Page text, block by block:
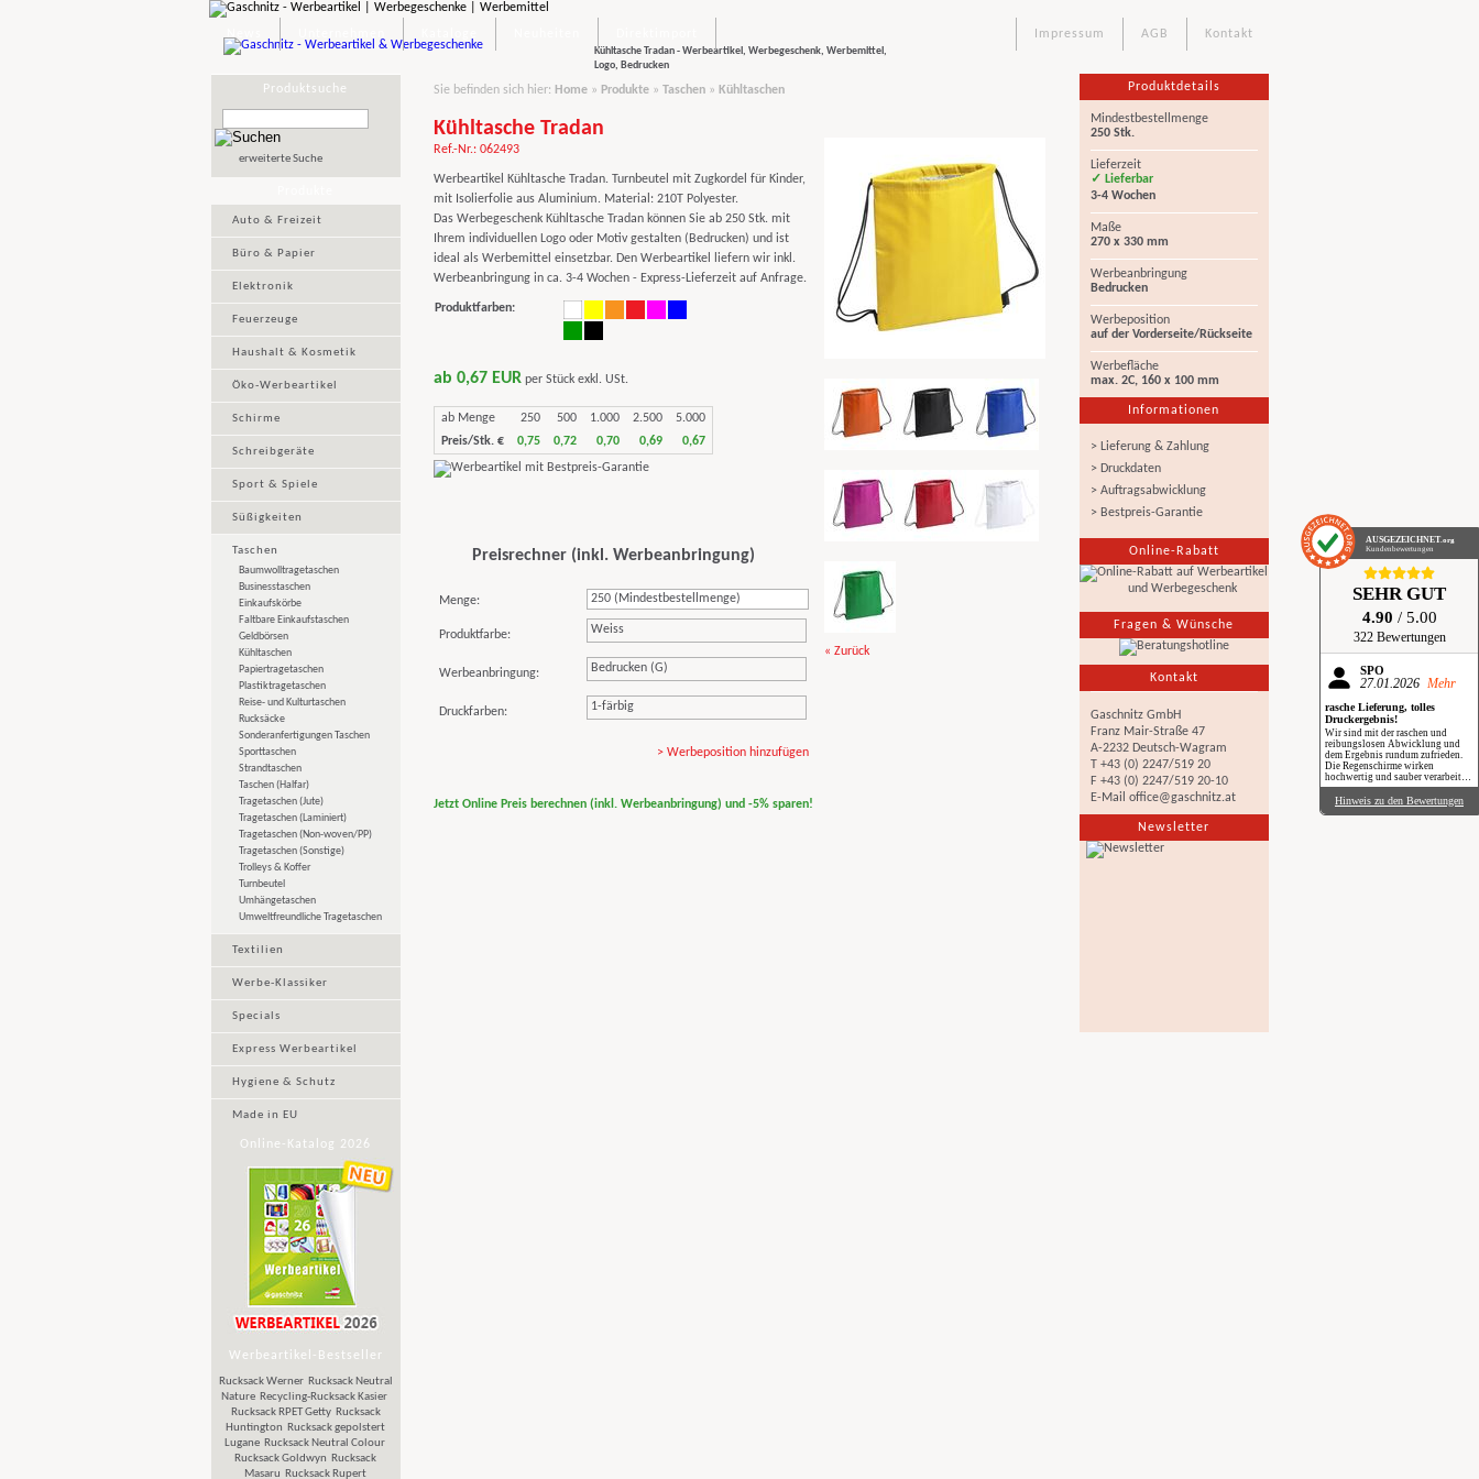
AUSGEZEICHNET .org
Kundenbewertungen
SEHR GUT
4.90 / 5.00
322 Bewertungen
SPÖ
27.01.2026 Mehr
rasche Lieferung, tolles
Druckergebnis!
Wir sind mit der raschen und
reibungslosen Abwicklung und
dem Ergebnis rundum zufrieden.
Die Regenschirme wirken
hochwertig und sauber verarbeitet.
Besonders positiv: Der Druck ist
gestochen scharf, farbintensiv und
auch bei genauerem Hinsehen sehr
Hinweis zu den Bewertungen
Kühltasche Tradan - Werbeartikel, Werbegeschenk, Werbemittel,
Logo, Bedrucken
Kontakt
AGB
Impressum
Produktsuche
erweiterte Suche
Auto & Freizeit
Büro & Papier
Elektronik
Feuerzeuge
Haushalt & Kosmetik
Öko-Werbeartikel
Schirme
Schreibgeräte
Sport & Spiele
Süßigkeiten
Taschen
Baumwolltragetaschen
Businesstaschen
Einkaufskörbe
Faltbare Einkaufstaschen
Geldbörsen
Kühltaschen
Papiertragetaschen
Plastiktragetaschen
Reise- und Kulturtaschen
Rucksäcke
Sonderanfertigungen Taschen
Sporttaschen
Strandtaschen
Taschen (Halfar)
Tragetaschen (Jute)
Tragetaschen (Laminiert)
Tragetaschen (Non-woven/PP)
Tragetaschen (Sonstige)
Trolleys & Koffer
Turnbeutel
Umhängetaschen
Umweltfreundliche Tragetaschen
Textilien
Werbe-Klassiker
Specials
Express Werbeartikel
Hygiene & Schutz
Made in EU
Online-Katalog 2026
Werbeartikel-Bestseller
Rucksack Werner Rucksack Neutral
Nature Recycling-Rucksack Kasier
Rucksack RPET Getty Rucksack
Huntington Rucksack gepolstert
Lugane Rucksack Neutral Colour
Rucksack Goldwyn Rucksack
Masaru Rucksack Rupert
Sie befinden sich hier: Home» Produkte» Taschen» Kühltaschen
Kühltasche Tradan
Ref.-Nr.: 062493
Werbeartikel Kühltasche Tradan. Turnbeutel mit Zugkordel für Kinder,
mit Isolierfolie aus Aluminium. Material: 210T Polyester.
Das Werbegeschenk Kühltasche Tradan können Sie ab 250 Stk. mit
Ihrem individuellen Logo oder Motiv gestalten (Bedrucken) und ist
ideal als Werbemittel einsetzbar. Den Werbeartikel liefern wir inkl.
Werbeanbringung in ca. 3-4 Wochen - Express-Lieferzeit auf Anfrage.
Produktfarben:
ab 0,67 EURper Stück exkl. USt.
ab Menge 250 500 1.000 2.500
5.000
Preis/Stk. €
0,75 0,72 0,70 0,69 0,67
Preisrechner (inkl. Werbeanbringung)
Menge:
Produktfarbe: Weiss
Werbeanbringung: Bedrucken (G)
Druckfarben: 1-färbig
> Werbeposition hinzufügen
Jetzt Online Preis berechnen (inkl. Werbeanbringung) und -5% sparen!
« Zurück
Produktdetails
Mindestbestellmenge
250 Stk.
Lieferzeit
✓ Lieferbar
3-4 Wochen
Maße
270 x 330 mm
Werbeanbringung
Bedrucken
Werbeposition
auf der Vorderseite/Rückseite
Werbefläche
max. 2C, 160 x 100 mm
Informationen
> Lieferung & Zahlung
> Druckdaten
> Auftragsabwicklung
> Bestpreis-Garantie
Online-Rabatt
Fragen & Wünsche
Kontakt
Gaschnitz GmbH
Franz Mair-Straße 47
A-2232 Deutsch-Wagram
T +43 (0) 2247/519 20
F +43 (0) 2247/519 20-10
E-Mail office@gaschnitz.at
Newsletter